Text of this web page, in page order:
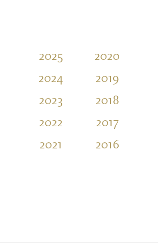
2025
2024
2023
2022
2021
2020
2019
2018
2017
2016